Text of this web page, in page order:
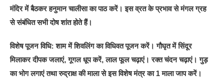
मंदिर में बैठकर हनुमान चालीसा का पाठ करें। इस व्रत के प्रभाव से मंगल ग्रह
से संबंधित सभी दोष शांत होते हैं।
विशेष पूजन विधि: शाम में शिवलिंग का विधिवत पूजन करें। गौघृत में सिंदूर
मिलाकर दीपक जलाएं, गूगल धूप करें, लाल फूल चढ़ाएं। रक्त चंदन चढ़ाएं। गुड़
का भोग लगाएं तथा रुद्राक्ष की माला से इस विशेष मंत्र का 1 माला जाप करें।